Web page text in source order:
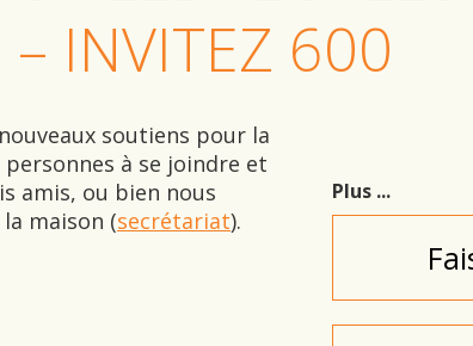
– INVITEZ 600
soutiens pour la
à se joindre et
amis, ou bien nous
maison (secrétariat).
Plus ...